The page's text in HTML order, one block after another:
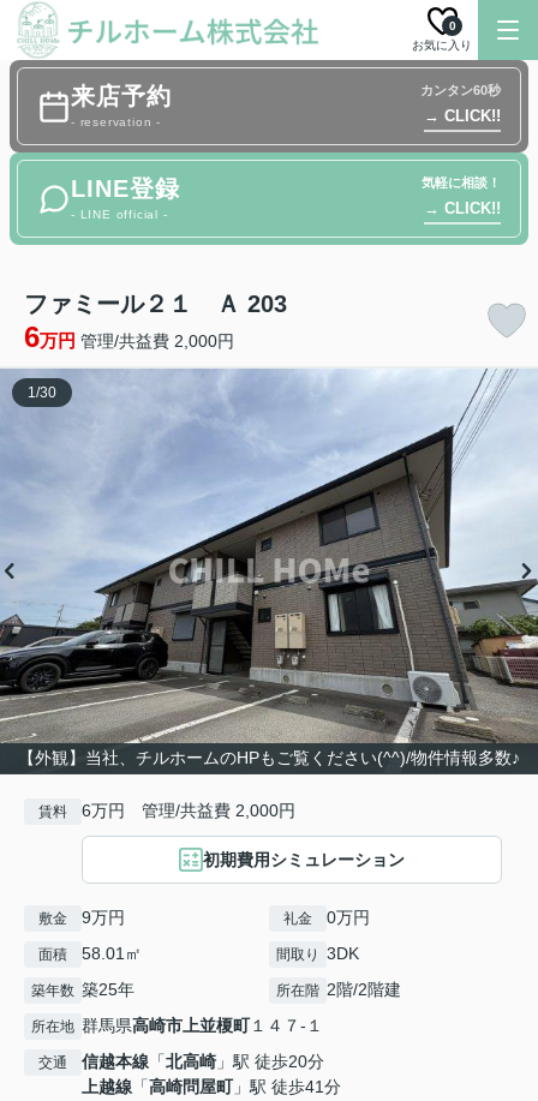
お気に入り
0
来店予約
- reservation -
カンタン60秒
→ CLICK!!
LINE登録
- LINE official -
気軽に相談！
→ CLICK!!
ファミール２１ Ａ 203
6万円 管理/共益費 2,000円
【外観】当社、チルホームのHPもご覧ください(^^)/物件情報多数♪
1/30
賃料 6万円 管理/共益費 2,000円
初期費用シミュレーション
敷金 9万円 礼金 0万円
面積 58.01㎡ 間取り 3DK
築年数 築25年 所在階 2階/2階建
所在地 群馬県高崎市上並榎町１４７-１
交通 信越本線 「北高崎 」駅 徒歩20分
上越線 「高崎問屋町」駅 徒歩41分